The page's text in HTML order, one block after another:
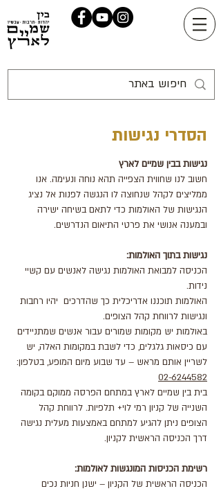
הסדרי נגישות
נגישות בבין שמיים לארץ
חשוב לנו שחווית הצפייה תהא נוחה ונעימה. אנו
ממליצים לקהל שנחוצה לו הנגשה לפנות אל נציג
הנגישות של האולמות כדי לתאם בשיחה ישירה
ובמענה אנושי את פרטי התיאום הנדרשים.
נגישות בתוך האולמות:
הכניסה למבואת האולמות נגישה לאנשים עם קשיי
נידות.
האולמות תוכננו אדריכלית כך שהדרכים יהיו רחבות
ונגישות לרווחת קהל הצופים.
באולמות יש מקומות שמורים עבור אנשים שמתניידים
עם כיסאות גלגלים, כדי לשבת במקומות האלה, יש
לשריין אותם מראש – עד שבוע מיום המופע, בטלפון:
02-6244582
בית בין שמיים לארץ במתחם הפרסה ממוקם בקומה
השנייה של קניון רמי לוי+ תלפיות. לרווחת קהל
הצופים ניתן להגיע למתחם באמצעות מעלית נגישה
דרך הכניסה הראשית לקניון.
רשימת הכניסות המונגשות לאולמות:
הכניסה הראשית של הקניון – ישנן חניות נכים